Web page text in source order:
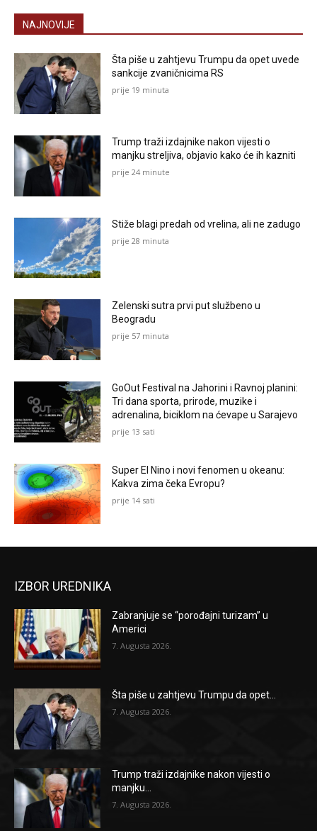
NAJNOVIJE
Šta piše u zahtjevu Trumpu da opet uvede
sankcije zvaničnicima RS
prije 19 minuta
Trump traži izdajnike nakon vijesti o
manjku streljiva, objavio kako će ih kazniti
prije 24 minute
Stiže blagi predah od vrelina, ali ne zadugo
prije 28 minuta
Zelenski sutra prvi put službeno u
Beogradu
prije 57 minuta
GoOut Festival na Jahorini i Ravnoj planini:
Tri dana sporta, prirode, muzike i
adrenalina, biciklom na ćevape u Sarajevo
prije 13 sati
Super El Nino i novi fenomen u okeanu:
Kakva zima čeka Evropu?
prije 14 sati
IZBOR UREDNIKA
Zabranjuje se “porođajni turizam” u
Americi
7. Augusta 2026.
Šta piše u zahtjevu Trumpu da opet...
7. Augusta 2026.
Trump traži izdajnike nakon vijesti o
manjku...
7. Augusta 2026.